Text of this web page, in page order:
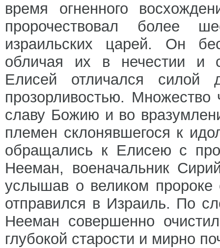
время огненного
пророчествовал более
израильских царей. Он
обличая их в нечестии и
Елисей отличался силой
прозорливостью.
славу Божию и во
племен склонявшегося к
обращались к Елисею с
Нееман, военачальник
услышав о великом
отправился в Израиль. По
Нееман совершенно
глубокой старости и мирно